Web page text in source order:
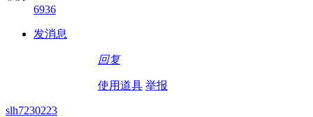
6936
发消息
回复
使用道具 举报
slh7230223